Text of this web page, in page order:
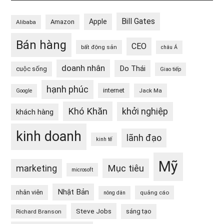
Alibaba Amazon Apple Bill Gates
Bán hàng bất động sản CEO châu Á
cuộc sống doanh nhân Do Thái Giao tiếp
Google hạnh phúc internet Jack Ma
khách hàng Khó Khăn khởi nghiệp
kinh doanh kinh tế lãnh đạo
marketing microsoft Mục tiêu Mỹ
nhân viên Nhật Bản nông dân quảng cáo
Richard Branson Steve Jobs sáng tạo